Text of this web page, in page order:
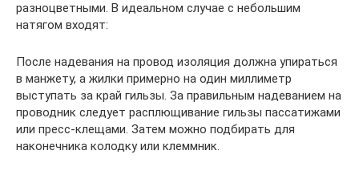
разноцветными. В идеальном случае с небольшим
натягом входят:
После надевания на провод изоляция должна упираться
в манжету, а жилки примерно на один миллиметр
выступать за край гильзы. За правильным надеванием на
проводник следует расплющивание гильзы пассатижами
или пресс-клещами. Затем можно подбирать для
наконечника колодку или клеммник.